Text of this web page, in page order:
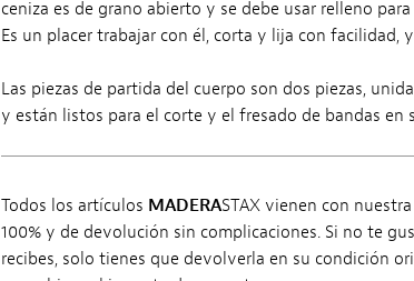
ceniza es de grano abierto y se debe usar relleno
Es un placer trabajar con él, corta y lija con facilidad,
Las piezas de partida del cuerpo son dos piezas,
y están listos para el corte y el fresado de bandas en
Todos los artículos MADERASTAX vienen con
100% y de devolución sin complicaciones. Si no te
recibes, solo tienes que devolverla en su condición